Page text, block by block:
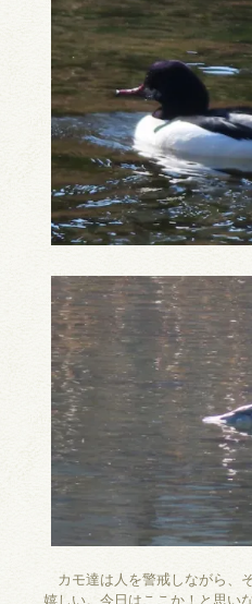
カモ達は人を警戒しながら、
嬉しい。今日はここか！と思い